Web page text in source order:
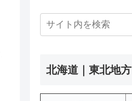
北海道｜東北地方